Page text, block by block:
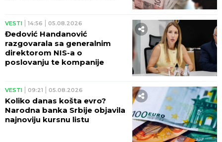
VESTI 14:56 05.08.2026
Đedović Handanović
razgovarala sa generalnim
direktorom NIS-a o
poslovanju te kompanije
VESTI 09:21 05.08.2026
Koliko danas košta evro?
Narodna banka Srbije objavila
najnoviju kursnu listu